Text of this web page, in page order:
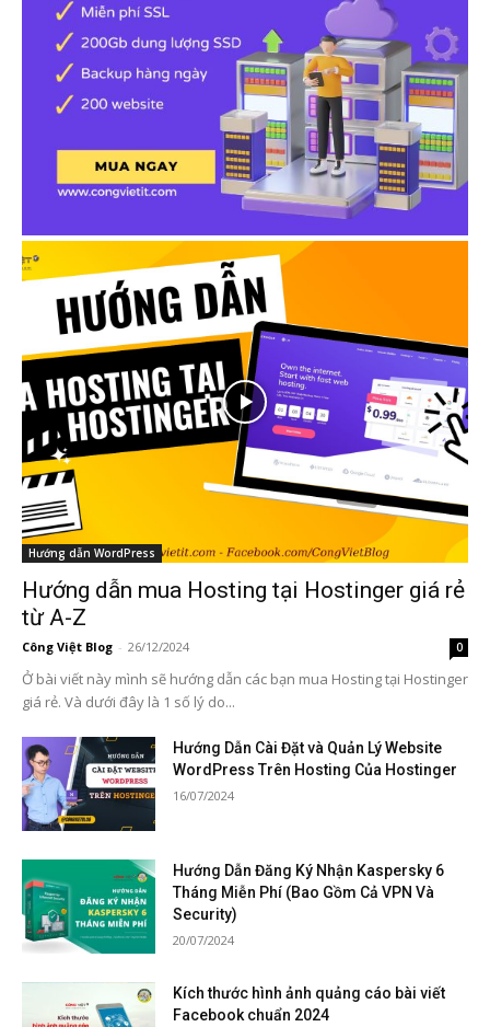
Hướng dẫn WordPress
Hướng dẫn mua Hosting tại Hostinger giá rẻ
từ A-Z
Công Việt Blog - 26/12/2024 0
Ở bài viết này mình sẽ hướng dẫn các bạn mua Hosting tại Hostinger
giá rẻ. Và dưới đây là 1 số lý do...
Hướng Dẫn Cài Đặt và Quản Lý Website
WordPress Trên Hosting Của Hostinger
16/07/2024
Hướng Dẫn Đăng Ký Nhận Kaspersky 6
Tháng Miễn Phí (Bao Gồm Cả VPN Và
Security)
20/07/2024
Kích thước hình ảnh quảng cáo bài viết
Facebook chuẩn 2024